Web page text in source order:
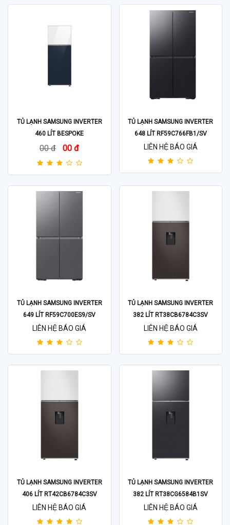
TỦ LẠNH SAMSUNG INVERTER
460 LÍT BESPOKE
RT47CB66868ASV
00 đ 00 đ
TỦ LẠNH SAMSUNG INVERTER
648 LÍT RF59C766FB1/SV
LIÊN HỆ BÁO GIÁ
TỦ LẠNH SAMSUNG INVERTER
649 LÍT RF59C700ES9/SV
LIÊN HỆ BÁO GIÁ
TỦ LẠNH SAMSUNG INVERTER
382 LÍT RT38CB6784C3SV
LIÊN HỆ BÁO GIÁ
TỦ LẠNH SAMSUNG INVERTER
406 LÍT RT42CB6784C3SV
LIÊN HỆ BÁO GIÁ
TỦ LẠNH SAMSUNG INVERTER
382 LÍT RT38CG6584B1SV
LIÊN HỆ BÁO GIÁ